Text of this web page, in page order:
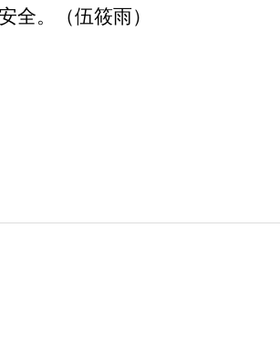
全。（伍筱雨）